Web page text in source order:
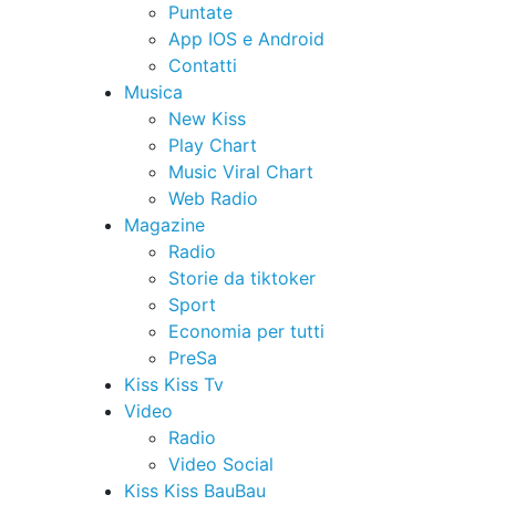
Puntate
App IOS e Android
Contatti
Musica
New Kiss
Play Chart
Music Viral Chart
Web Radio
Magazine
Radio
Storie da tiktoker
Sport
Economia per tutti
PreSa
Kiss Kiss Tv
Video
Radio
Video Social
Kiss Kiss BauBau